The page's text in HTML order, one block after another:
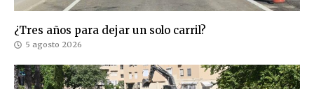
¿Tres años para dejar un solo carril?
5 agosto 2026